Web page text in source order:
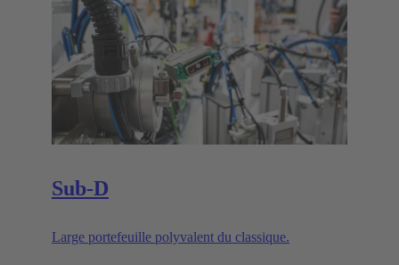
Sub-D
Large portefeuille polyvalent du classique.